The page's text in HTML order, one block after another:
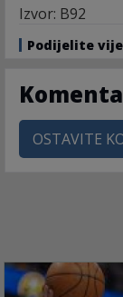
Izvor: B92
Podijelite
OSTAVITE